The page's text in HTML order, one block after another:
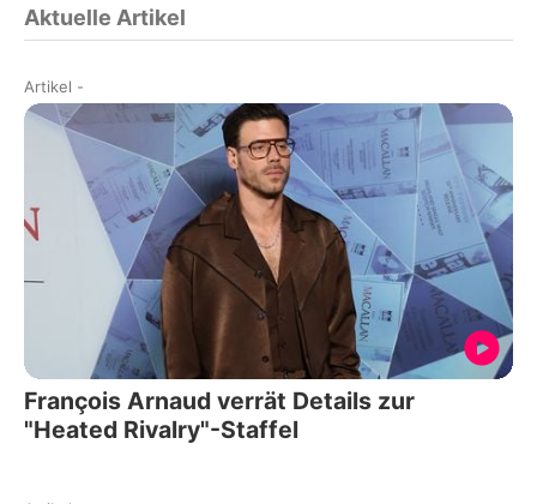
Aktuelle Artikel
Artikel -
François Arnaud verrät Details zur
"Heated Rivalry"-Staffel